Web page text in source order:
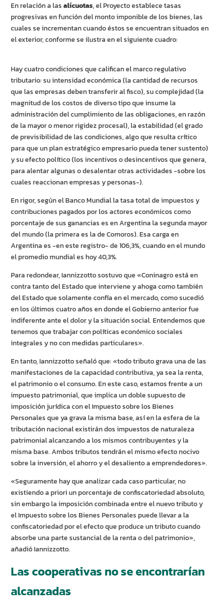
En relación a lasalícuotas, el Proyecto establece tasas
progresivas en función del monto imponible de los bienes, las
cuales se incrementan cuando éstos se encuentran situados en
el exterior, conforme se ilustra en el siguiente cuadro:
Hay cuatro condiciones que califican el marco regulativo
tributario: su intensidad económica (la cantidad de recursos
que las empresas deben transferir al fisco), su complejidad (la
magnitud de los costos de diverso tipo que insume la
administración del cumplimiento de las obligaciones, en razón
de la mayor o menor rigidez procesal), la estabilidad (el grado
de previsibilidad de las condiciones, algo que resulta crítico
para que un plan estratégico empresario pueda tener sustento)
y su efecto político (los incentivos o desincentivos que genera,
para alentar algunas o desalentar otras actividades -sobre los
cuales reaccionan empresas y personas-).
En rigor, según el Banco Mundial la tasa total de impuestos y
contribuciones pagados por los actores económicos como
porcentaje de sus ganancias es en Argentina la segunda mayor
del mundo (la primera es la de Comoros). Esa carga en
Argentina es -en este registro- de 106,3%, cuando en el mundo
el promedio mundial es hoy 40,3%.
Para redondear, Iannizzotto sostuvo que «Coninagro está en
contra tanto del Estado que interviene y ahoga como también
del Estado que solamente confía en el mercado, como sucedió
en los últimos cuatro años en donde el Gobierno anterior fue
indiferente ante el dolor y la situación social. Entendemos que
tenemos que trabajar con políticas económico sociales
integrales y no con medidas particulares».
En tanto, Iannizzotto señaló que: «todo tributo grava una de las
manifestaciones de la capacidad contributiva, ya sea la renta,
el patrimonio o el consumo. En este caso, estamos frente a un
impuesto patrimonial, que implica un doble supuesto de
imposición jurídica con el Impuesto sobre los Bienes
Personales que ya grava la misma base, así en la esfera de la
tributación nacional existirán dos impuestos de naturaleza
patrimonial alcanzando a los mismos contribuyentes y la
misma base. Ambos tributos tendrán el mismo efecto nocivo
sobre la inversión, el ahorro y el desaliento a emprendedores».
«Seguramente hay que analizar cada caso particular, no
existiendo a priori un porcentaje de confiscatoriedad absoluto,
sin embargo la imposición combinada entre el nuevo tributo y
el Impuesto sobre los Bienes Personales puede llevar a la
confiscatoriedad por el efecto que produce un tributo cuando
absorbe una parte sustancial de la renta o del patrimonio»,
añadió Iannizzotto.
Las cooperativas no se encontrarían
alcanzadas